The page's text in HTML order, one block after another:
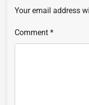
Your email address
Comment *